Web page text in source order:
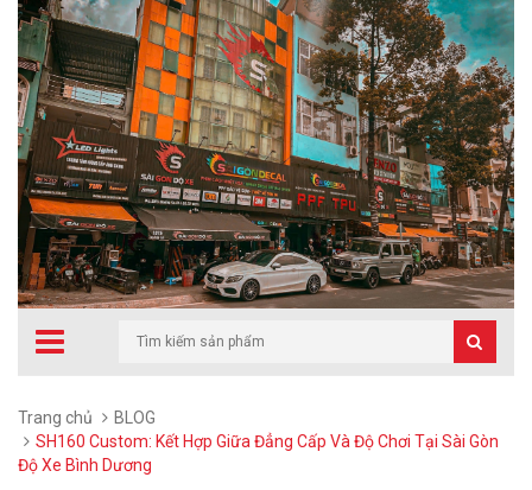
Trang chủ
BLOG
SH160 Custom: Kết Hợp Giữa Đẳng Cấp Và Độ Chơi Tại Sài Gòn
Độ Xe Bình Dương